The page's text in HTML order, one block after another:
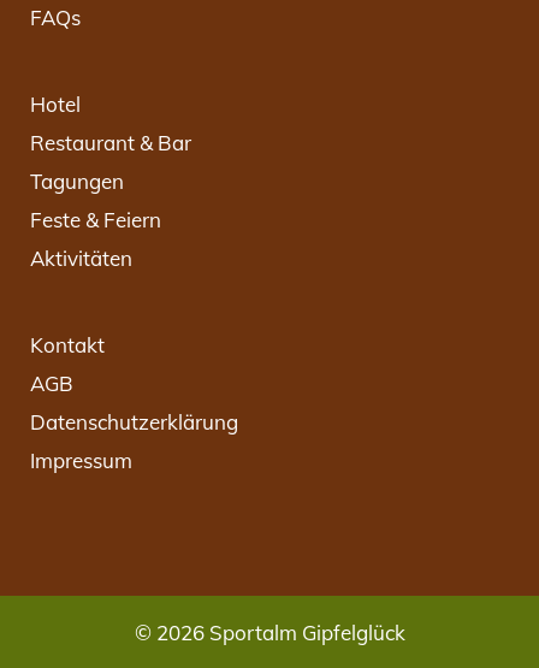
FAQs
Hotel
Restaurant & Bar
Tagungen
Feste & Feiern
Aktivitäten
Kontakt
AGB
Datenschutzerklärung
Impressum
© 2026 Sportalm Gipfelglück